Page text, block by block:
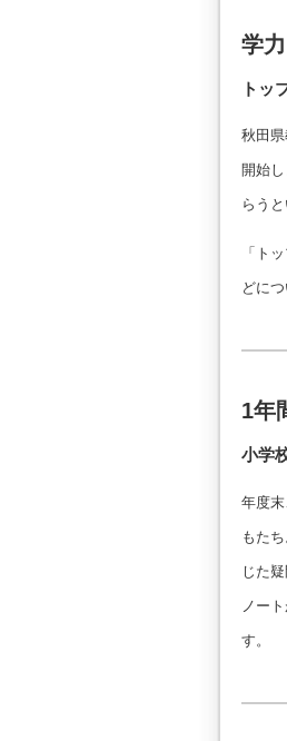
学
トッ
秋田
開始
らうと
「ト
どに
1年
小学
年度
もた
じた
ノー
す。